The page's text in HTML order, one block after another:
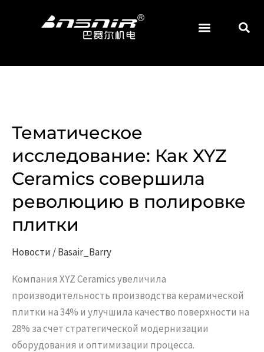
Тематическое
исследование: Как XYZ
Ceramics совершила
революцию в полировке
плитки
Новости /Basair_Barry
Компания XYZ Ceramics увеличила
производительность производства керамической
плитки на 34% и улучшила качество поверхности на
28% за счет стратегической модернизации
оборудования и оптимизации процесса.
Тематическое
Как
XYZ
совершила
революцию
полировке
плитки